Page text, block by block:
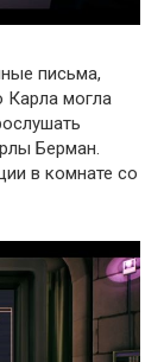
письма,
Карла могла
Берман.
в комнате со